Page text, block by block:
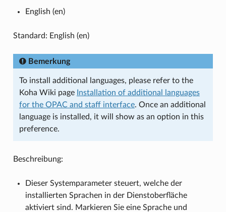
English (en)
Standard: English (en)
Bemerkung
To install additional languages, please refer to the
Koha Wiki page Installation of additional languages
for the OPAC and staff interface. Once an additional
language is installed, it will show as an option in this
preference.
Beschreibung:
Dieser Systemparameter steuert, welche der
installierten Sprachen in der Dienstoberfläche
aktiviert sind. Markieren Sie eine Sprache und